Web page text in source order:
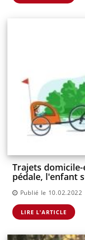
Trajets
pédale, l'enfant
Publié le 10.02.2022
LIRE L'ARTICLE